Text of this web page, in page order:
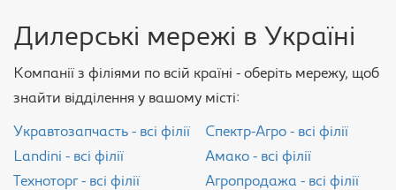
Дилерські мережі в Україні
Компанії з філіями по всій країні - оберіть мережу, щоб
знайти відділення у вашому місті:
Укравтозапчасть - всі філії
Landini - всі філії
Техноторг - всі філії
Спектр-Агро - всі філії
Амако - всі філії
Агропродажа - всі філії